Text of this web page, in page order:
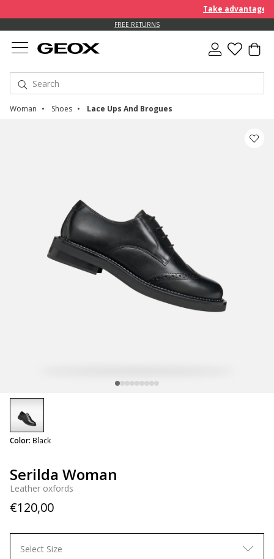
Take advantage of an
FREE RETURNS
Woman Shoes Lace Ups And Brogues
Serilda Woman
Leather oxfords
€120,00
Color: Black
selected
Select Size